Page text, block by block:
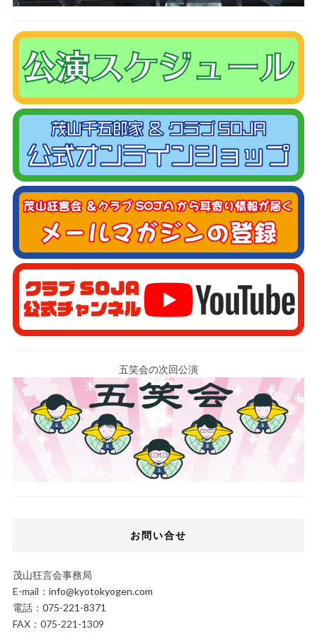
五笑会の次回公演
お問い合せ
茂山狂言会事務局
E-mail： info@kyotokyogen.com
電話： 075-221-8371
FAX：075-221-1309